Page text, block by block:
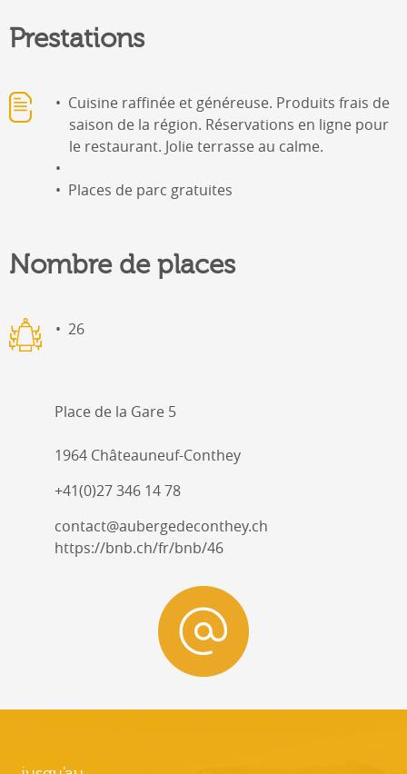
Prestations
Cuisine raffinée et généreuse. Produits frais de
saison de la région. Réservations en ligne pour
le restaurant. Jolie terrasse au calme.
Places de parc gratuites
Nombre de places
26
Place de la Gare 5
1964 Châteauneuf-Conthey
+41(0)27 346 14 78
contact@aubergedeconthey.ch
https://bnb.ch/fr/bnb/46